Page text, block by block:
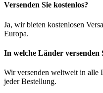
Versenden Sie kostenlos?
Ja, wir bieten kostenlosen
Europa.
In welche Länder versenden
Wir versenden weltweit in alle
jeder Bestellung.